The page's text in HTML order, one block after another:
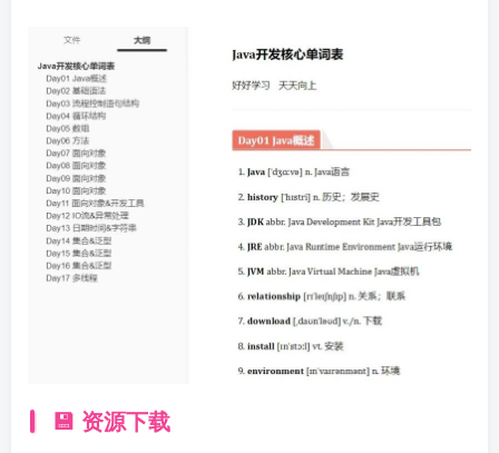
💾 资源下载